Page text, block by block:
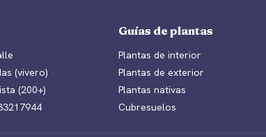
(vivero)
(200+)
Guías de plantas
Plantas de interior
Plantas de exterior
Plantas nativas
Cubresuelos